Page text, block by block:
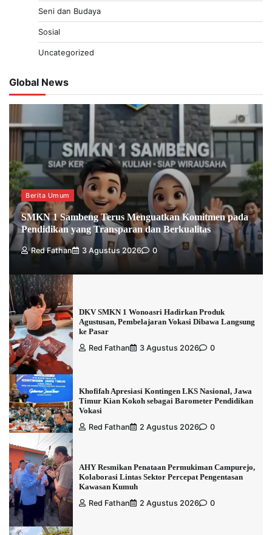
Seni dan Budaya
Sosial
Uncategorized
Global News
Berita Umum
SMKN 1 Sambeng Terus Menguatkan Komitmen pada
Pendidikan yang Transparan dan Berkualitas
Red Fathan 3 Agustus 2026 0
DKV SMKN 1 Wonoasri Hadirkan Produk
Agustusan, Pembelajaran Vokasi Dibawa Langsung
ke Pasar
Red Fathan
3 Agustus 2026 0
Khofifah Apresiasi Kontingen LKS Nasional, Jawa
Timur Kian Kokoh sebagai Barometer Pendidikan
Vokasi
Red Fathan
2 Agustus 2026 0
AHY Resmikan Penataan Permukiman Campurejo,
Kolaborasi Lintas Sektor Percepat Pengentasan
Kawasan Kumuh
Red Fathan
2 Agustus 2026 0